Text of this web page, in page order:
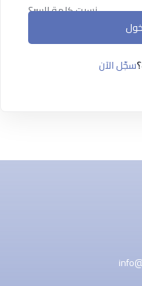
نسيت كلمة السر؟
سجّل الآن
الدخول